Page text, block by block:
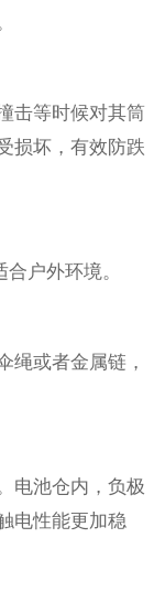
击等时候对其筒
损坏，有效防跌
户外环境。
绳或者金属链，
电池仓内，负极
电性能更加稳